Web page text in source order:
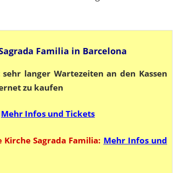
Familia in Barcelona
langer Wartezeiten an den Kassen
zu kaufen
Mehr Infos und Tickets
Sagrada Familia: Mehr Infos und